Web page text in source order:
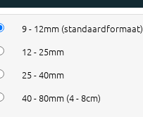
9 - 12mm (standaardformaat)
12 - 25mm
25 - 40mm
40 - 80mm (4 - 8cm)